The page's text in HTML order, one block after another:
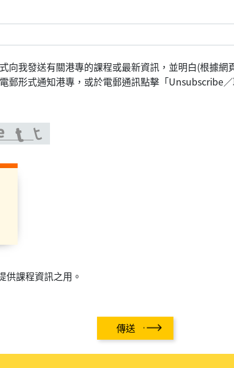
向我發送有關港專的課程或最新資訊，並明白(根據
郵形式通知港專，或於電郵通訊點擊「Unsubscribe
供課程資訊之用。
傳送